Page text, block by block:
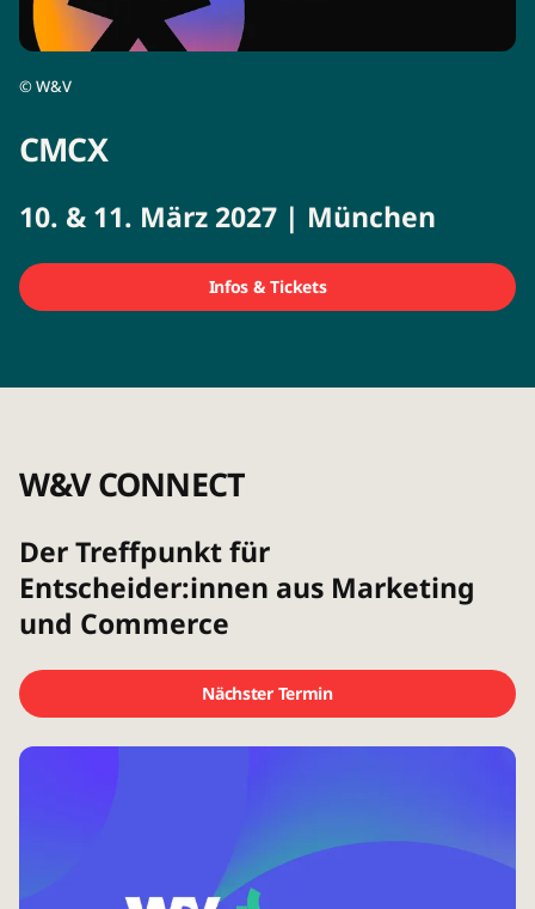
©W&V
CMCX
10. & 11. März 2027 | München
Infos & Tickets
W&V CONNECT
Der Treffpunkt für
Entscheider:innen aus Marketing
und Commerce
Nächster Termin